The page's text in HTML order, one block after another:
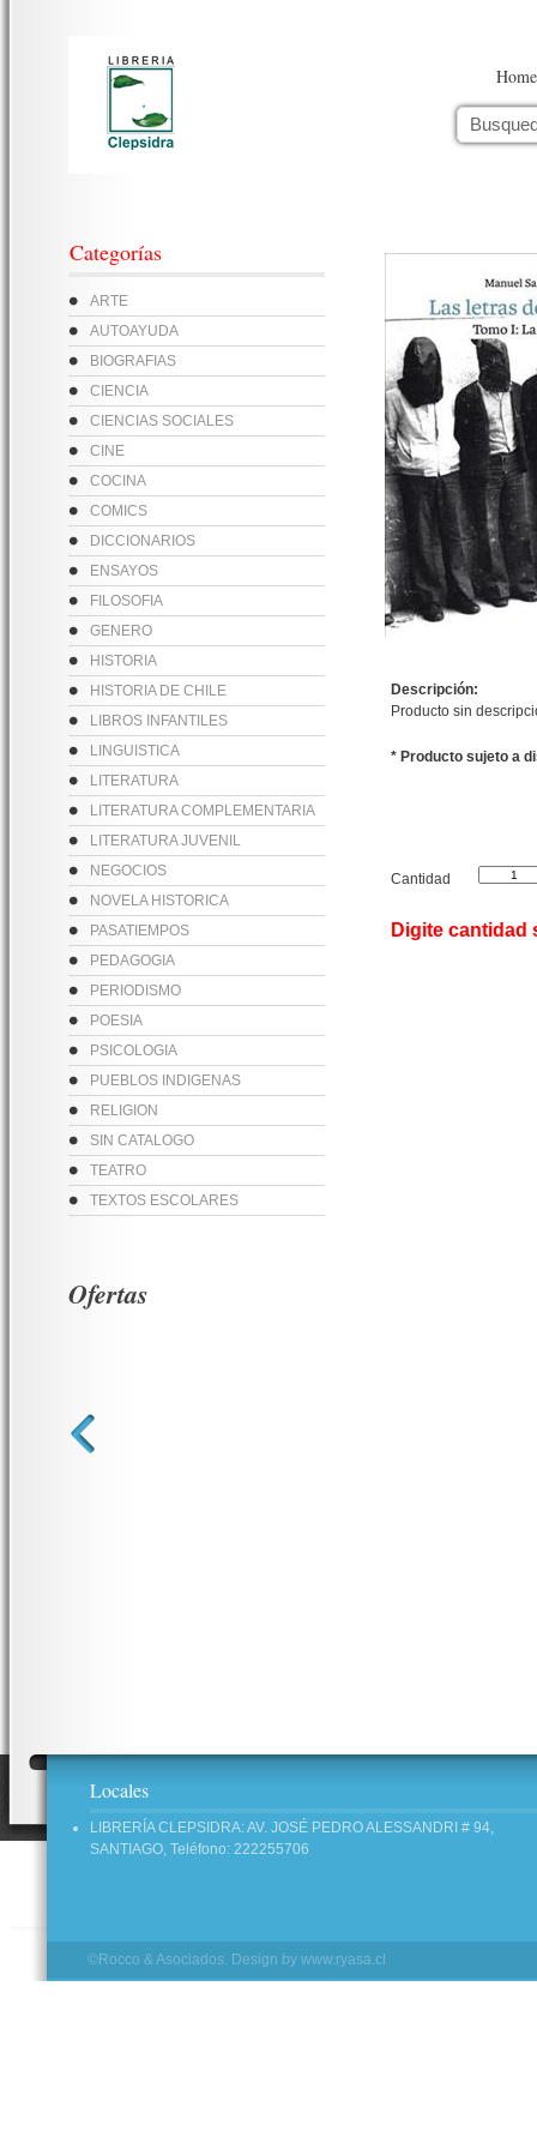
Home
Categorías
ARTE
AUTOAYUDA
BIOGRAFIAS
CIENCIA
CIENCIAS SOCIALES
CINE
COCINA
COMICS
DICCIONARIOS
ENSAYOS
FILOSOFIA
GENERO
HISTORIA
HISTORIA DE CHILE
LIBROS INFANTILES
LINGUISTICA
LITERATURA
LITERATURA COMPLEMENTARIA
LITERATURA JUVENIL
NEGOCIOS
NOVELA HISTORICA
PASATIEMPOS
PEDAGOGIA
PERIODISMO
POESIA
PSICOLOGIA
PUEBLOS INDIGENAS
RELIGION
SIN CATALOGO
TEATRO
TEXTOS ESCOLARES
Descripción:
Producto sin
* Producto sujeto a
Cantidad
Digite
Ofertas
Locales
LIBRERÍA CLEPSIDRA: AV. JOSÉ PEDRO ALESSANDRI # 94,
SANTIAGO, Teléfono: 222255706
©Rocco & Asociados. Design by www.ryasa.cl